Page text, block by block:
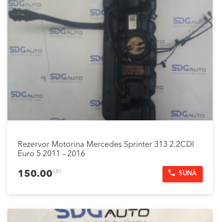
Rezervor Motorina Mercedes Sprinter 313 2.2CDI
Euro 5 2011 – 2016
150.00 LEI SUNĂ